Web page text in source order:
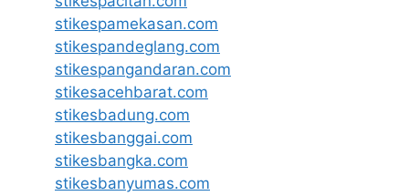
stikespamekasan.com
stikespandeglang.com
stikespangandaran.com
stikesacehbarat.com
stikesbadung.com
stikesbanggai.com
stikesbangka.com
stikesbanyumas.com